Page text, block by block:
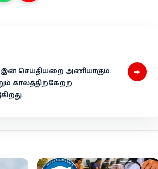
இன் செய்தியறை அணியாகும்.
காலத்திற்கேற்ற
→